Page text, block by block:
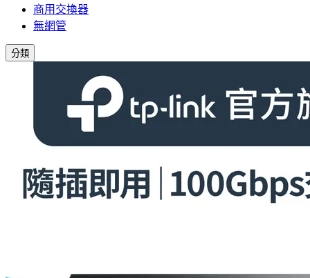
商用交換器
無網管
分類